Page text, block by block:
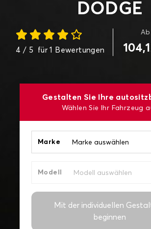
DODGE
4 / 5 für 1 Bewertungen
Ab
Gestalten Sie Ihre
Wählen Sie Ihr Fahrzeug
Marke
Modell
Mit der individuellen
beginnen